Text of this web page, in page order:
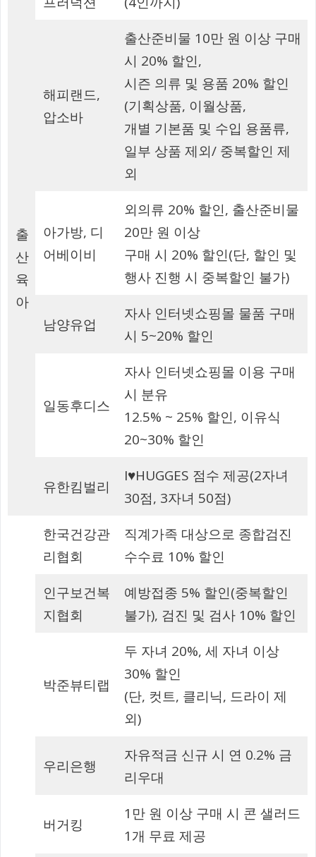
출
산
육
아
해피랜드,
압소바
출산준비물 10만 원 이상 구매
시 20% 할인,
시즌 의류 및 용품 20% 할인
(기획상품, 이월상품,
개별 기본품 및 수입 용품류,
일부 상품 제외/ 중복할인 제
외
아가방, 디
어베이비
외의류 20% 할인, 출산준비물
20만 원 이상
구매 시 20% 할인(단, 할인 및
행사 진행 시 중복할인 불가)
남양유업
자사 인터넷쇼핑몰 물품 구매
시 5~20% 할인
일동후디스
자사 인터넷쇼핑몰 이용 구매
시 분유
12.5% ~ 25% 할인, 이유식
20~30% 할인
유한킴벌리
I♥HUGGES 점수 제공(2자녀
30점, 3자녀 50점)
한국건강관
리협회
직계가족 대상으로 종합검진
수수료 10% 할인
인구보건복
지협회
예방접종 5% 할인(중복할인
불가), 검진 및 검사 10% 할인
박준뷰티랩
두 자녀 20%, 세 자녀 이상
30% 할인
(단, 컷트, 클리닉, 드라이 제
외)
우리은행
자유적금 신규 시 연 0.2% 금
리우대
버거킹
1만 원 이상 구매 시 콘 샐러드
1개 무료 제공